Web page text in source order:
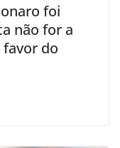
foi
não for a
do